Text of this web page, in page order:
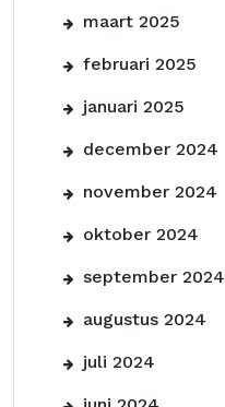
maart 2025
februari 2025
januari 2025
december 2024
november 2024
oktober 2024
september 2024
augustus 2024
juli 2024